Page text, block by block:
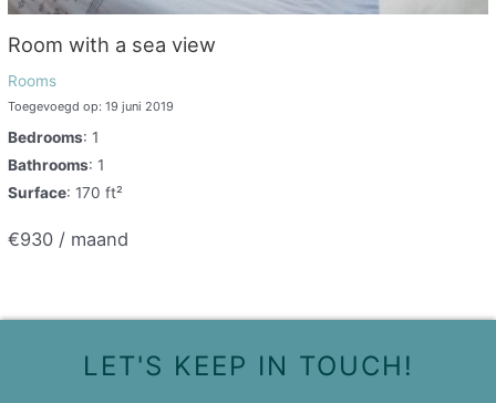
Room with a sea view
Rooms
Toegevoegd op: 19 juni 2019
Bedrooms: 1
Bathrooms: 1
Surface: 170 ft²
€930 / maand
LET'S KEEP IN TOUCH!